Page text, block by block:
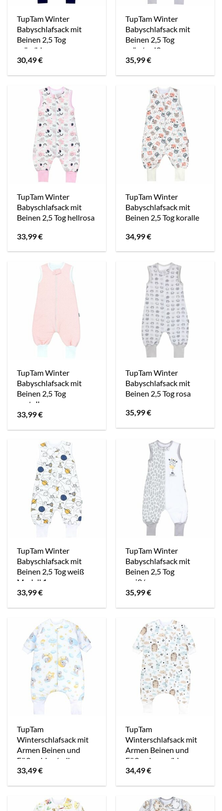
TupTam Winter
Babyschlafsack mit
Beinen 2,5 Tog
grün/blau
30,49€
TupTam Winter
Babyschlafsack mit
Beinen 2,5 Tog
grün/weiß
35,99€
TupTam Winter
Babyschlafsack mit
Beinen 2,5 Tog hellrosa
33,99€
TupTam Winter
Babyschlafsack mit
Beinen 2,5 Tog koralle
34,99€
TupTam Winter
Babyschlafsack mit
Beinen 2,5 Tog
pastellrosa
33,99€
TupTam Winter
Babyschlafsack mit
Beinen 2,5 Tog rosa
35,99€
TupTam Winter
Babyschlafsack mit
Beinen 2,5 Tog weiß
Modell 1
33,99€
TupTam Winter
Babyschlafsack mit
Beinen 2,5 Tog
weiß/grau
35,99€
TupTam
Winterschlafsack mit
Armen Beinen und
Füßen blau/gelb
33,49€
TupTam
Winterschlafsack mit
Armen Beinen und
Füßen braun/blau
34,49€